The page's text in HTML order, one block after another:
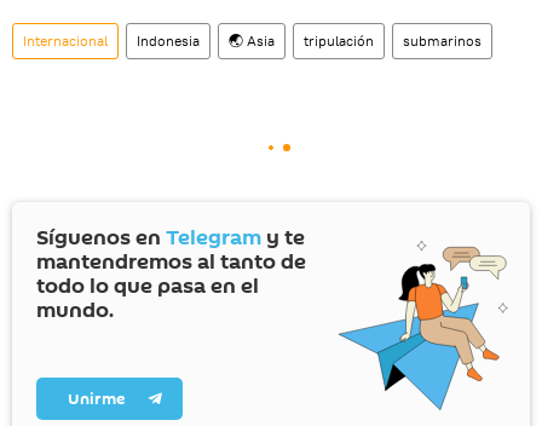
Internacional Indonesia 🌏 Asia tripulación submarinos
Síguenos en Telegram y te
mantendremos al tanto de
todo lo que pasa en el
mundo.
Unirme